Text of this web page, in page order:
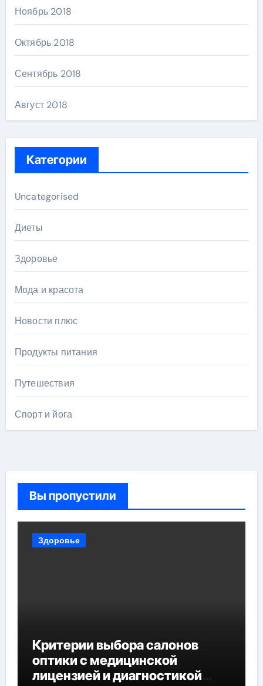
Ноябрь 2018
Октябрь 2018
Сентябрь 2018
Август 2018
Категории
Uncategorised
Диеты
Здоровье
Мода и красота
Новости плюс
Продукты питания
Путешествия
Спорт и йога
Вы пропустили
Здоровье
Критерии выбора салонов
оптики с медицинской
лицензией и диагностикой